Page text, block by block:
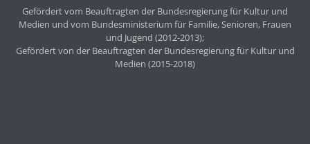
Gefördert vom Beauftragten der Bundesregierung für Kultur und
Medien und vom Bundesministerium für Familie, Senioren, Frauen
und Jugend (2012-2013);
Gefördert von der Beauftragten der Bundesregierung für Kultur und
Medien (2015-2018)